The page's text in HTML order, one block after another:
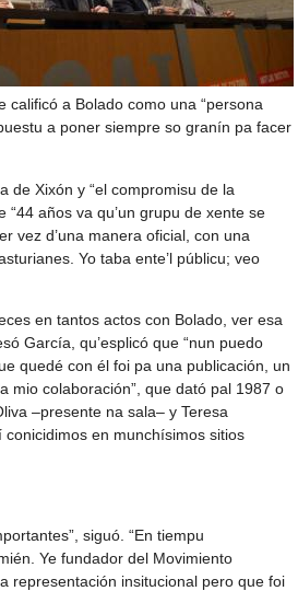
calificó a Bolado como una “persona
a poner siempre so granín pa facer
de Xixón y “el compromisu de la
años va qu’un grupu de xente se
vez d’una manera oficial, con una
Yo taba ente’l públicu; veo
en tantos actos con Bolado, ver esa
García, qu’esplicó que “nun puedo
quedé con él foi pa una publicación, un
mio colaboración”, que dató pal 1987 o
–presente na sala– y Teresa
conicidimos en munchísimos sitios
siguó. “En tiempu
Ye fundador del Movimiento
representación insitucional pero que foi